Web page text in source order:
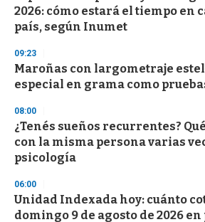
o
f
3
s
e
c
o
d
2026: cómo estará el tiempo en
país, según Inumet
09:23
Maroñas con largometraje
especial en grama como
08:00
¿Tenés sueños recurrentes?
con la misma persona varias
psicología
06:00
Unidad Indexada hoy: cuánto
domingo 9 de agosto de 2026